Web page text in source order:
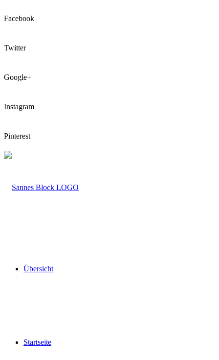
Facebook
Twitter
Google+
Instagram
Pinterest
LOGO
Übersicht
Startseite